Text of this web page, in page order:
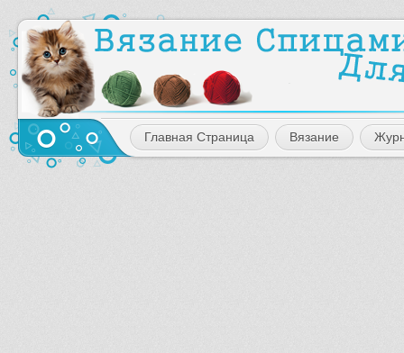
Главная Страница Вязание